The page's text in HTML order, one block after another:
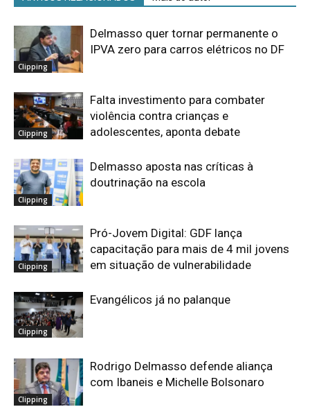
Clipping
Delmasso quer tornar permanente o
IPVA zero para carros elétricos no DF
Clipping
Falta investimento para combater
violência contra crianças e
adolescentes, aponta debate
Clipping
Delmasso aposta nas críticas à
doutrinação na escola
Clipping
Pró-Jovem Digital: GDF lança
capacitação para mais de 4 mil jovens
em situação de vulnerabilidade
Clipping
Evangélicos já no palanque
Clipping
Rodrigo Delmasso defende aliança
com Ibaneis e Michelle Bolsonaro